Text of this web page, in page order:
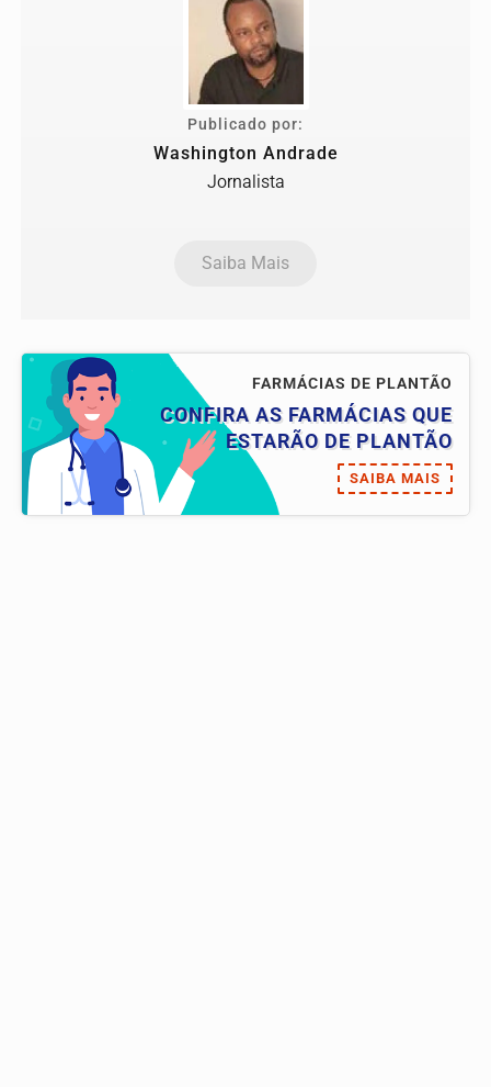
Publicado por:
Washington Andrade
Jornalista
Saiba Mais
FARMÁCIAS DE PLANTÃO
CONFIRA AS FARMÁCIAS QUE
ESTARÃO DE PLANTÃO
SAIBA MAIS